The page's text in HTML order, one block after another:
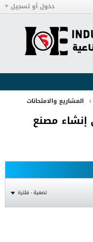
دخول أو تسجيل
المشاريع والامتحانات
مصنع
تصفية - فلترة